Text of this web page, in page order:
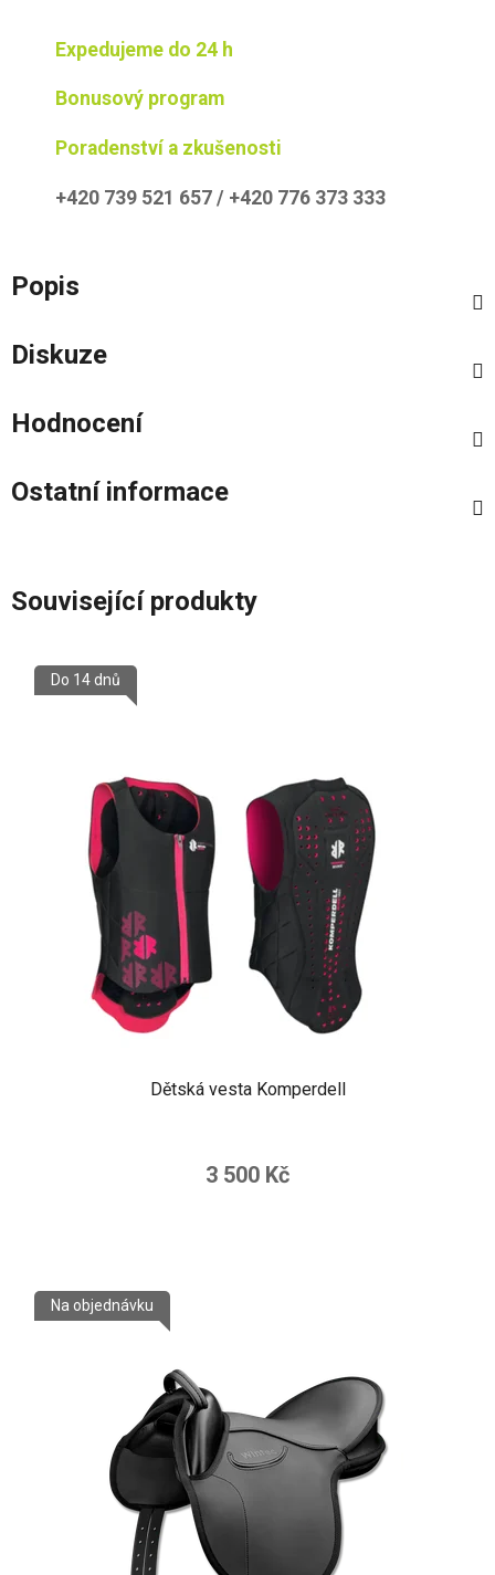
Expedujeme do 24 h
Bonusový program
Poradenství a zkušenosti
+420 739 521 657 / +420 776 373 333
Popis
Diskuze
Hodnocení
Ostatní informace
Související produkty
Dětská vesta Komperdell
Do 14 dnů
3 500 Kč
Na objednávku